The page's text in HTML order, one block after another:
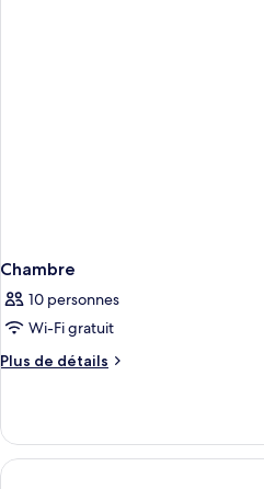
Chambre
10 personnes
Wi-Fi gratuit
Plus de détails
Plus
le
type
de